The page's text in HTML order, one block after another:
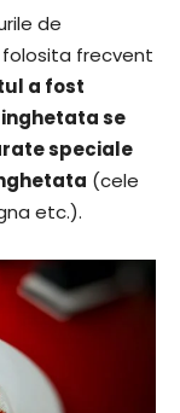
de
frecvent
a fost
se
speciale
(cele
etc.).